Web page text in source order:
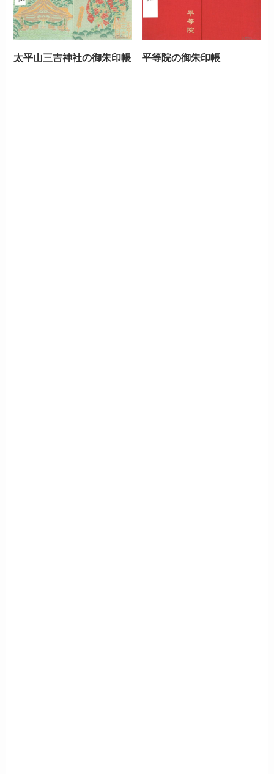
太平山三吉神社の御朱印帳 平等院の御朱印帳